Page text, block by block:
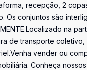
recepção, 2
conjuntos são
na
de transporte
vender ou
Conheça